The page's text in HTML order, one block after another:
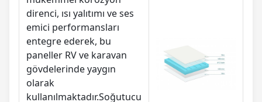
direnci, ısı yalıtımı ve ses
emici performansları
entegre ederek, bu
paneller RV ve karavan
gövdelerinde yaygın
olarak
kullanılmaktadır.Soğutucu